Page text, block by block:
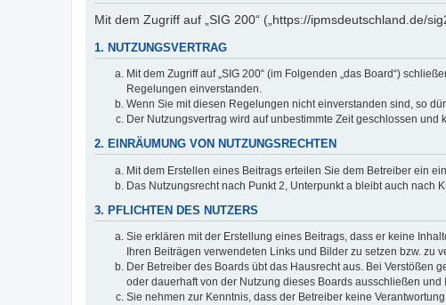
Mit dem Zugriff auf „SIG 200“ („https://ipmsdeutschland.de/
1. NUTZUNGSVERTRAG
Mit dem Zugriff auf „SIG 200“ (im Folgenden „das Board“)
Regelungen einverstanden.
Wenn Sie mit diesen Regelungen nicht einverstanden sind, so
Der Nutzungsvertrag wird auf unbestimmte Zeit geschlossen
2. EINRÄUMUNG VON NUTZUNGSRECHTEN
Mit dem Erstellen eines Beitrags erteilen Sie dem Betreiber ein
Das Nutzungsrecht nach Punkt 2, Unterpunkt a bleibt auch nach
3. PFLICHTEN DES NUTZERS
Sie erklären mit der Erstellung eines Beitrags, dass er keine
Ihren Beiträgen verwendeten Links und Bilder zu setzen bzw. zu
Der Betreiber des Boards übt das Hausrecht aus. Bei
oder dauerhaft von der Nutzung dieses Boards ausschließen
Sie nehmen zur Kenntnis, dass der Betreiber keine